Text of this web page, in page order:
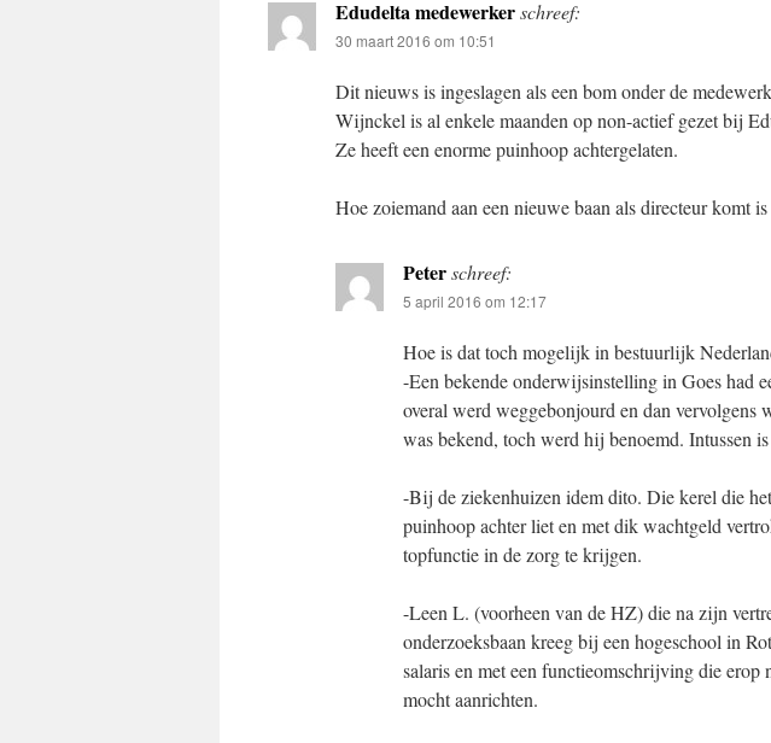
Edudelta medewerkerschreef:
30 maart 2016 om 10:51
Dit nieuws is ingeslagen als een bom onder de
Wijnckel is al enkele maanden op non-actief gezet bij
Ze heeft een enorme puinhoop achtergelaten.
Hoe zoiemand aan een nieuwe baan als directeur komt
Peterschreef:
5 april 2016 om 12:17
Hoe is dat toch mogelijk in bestuurlijk
-Een bekende onderwijsinstelling in Goes had
overal werd weggebonjourd en dan vervolgens
was bekend, toch werd hij benoemd. Intussen
-Bij de ziekenhuizen idem dito. Die kerel die
puinhoop achter liet en met dik wachtgeld
topfunctie in de zorg te krijgen.
-Leen L. (voorheen van de HZ) die na zijn
onderzoeksbaan kreeg bij een hogeschool in
salaris en met een functieomschrijving die erop
mocht aanrichten.